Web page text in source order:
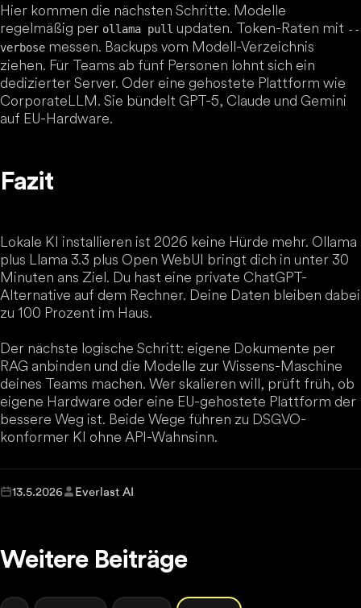
Hier kommen die nächsten Schritte. Modelle
regelmäßig per ollama pull updaten. Token-Raten mit --
verbose messen. Backups vom Modell-Verzeichnis
ziehen. Für Teams ab fünf Personen lohnt sich ein
dedizierter Server. Oder eine gehostete Plattform wie
CorporateLLM. Sie bündelt GPT-5, Claude und Gemini
auf EU-Hardware.
Fazit
Lokale KI installieren ist 2026 keine Hürde mehr. Ollama
plus Llama 3.3 plus Open WebUI bringt dich in unter 30
Minuten ans Ziel. Du hast eine private ChatGPT-
Alternative auf dem Rechner. Deine Daten bleiben dabei
zu 100 Prozent im Haus.
Der nächste logische Schritt: eigene Dokumente per
RAG anbinden und die Modelle zur Wissens-Maschine
deines Teams machen. Wer skalieren will, prüft früh, ob
eigene Hardware oder eine EU-gehostete Plattform der
bessere Weg ist. Beide Wege führen zu DSGVO-
konformer KI ohne API-Wahnsinn.
13.5.2026 Everlast AI
Weitere Beiträge